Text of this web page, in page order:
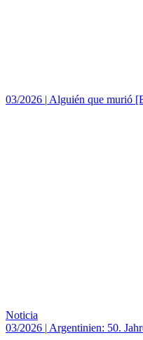
03/2026 | Alguién que murió
Noticia
03/2026 | Argentinien: 50.